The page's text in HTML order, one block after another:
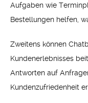
Aufgaben wie
Bestellungen helfen,
Zweitens können
Kundenerlebnisses
Antworten auf
Kundenzufriedenheit